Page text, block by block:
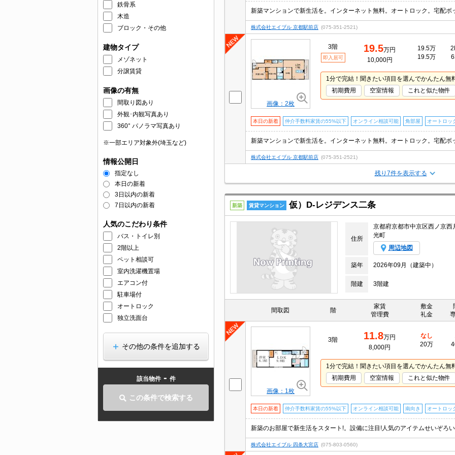
鉄骨系
木造
ブロック・その他
建物タイプ
メゾネット
分譲賃貸
画像の有無
間取り図あり
外観･内観写真あり
360° パノラマ写真あり
※一部エリア対象外(埼玉など)
情報公開日
指定なし
本日の新着
3日以内の新着
7日以内の新着
人気のこだわり条件
バス・トイレ別
2階以上
ペット相談可
室内洗濯機置場
エアコン付
駐車場付
オートロック
独立洗面台
その他の条件を追加する
該当物件 - 件
この条件で検索する
株式会社エイブル 京都駅前店 (075-351-2521)
画像：2枚
3階
即入居可
19.5万円
10,000円
19.5万
19.5万
1分で完結！聞きたい項目を選んでかんたん無
初期費用
空室情報 これと似た物件
本日の新着 仲介手数料家賃の55%以下 オンライン相談可能 角部屋 オートロッ
株式会社エイブル 京都駅前店 (075-351-2521)
残り7件を表示する
新築 賃貸マンション 仮）D-レジデンス二条
住所
京都府京都市中京区西ノ京西
光町
周辺地図
築年 2026年09月（建築中）
階建 3階建
間取図 階
家賃
管理費
敷金
礼金
画像：1枚
3階 11.8万円
8,000円
なし
20万
1分で完結！聞きたい項目を選んでかんたん無
初期費用
空室情報 これと似た物件
本日の新着 仲介手数料家賃の55%以下 オンライン相談可能 南向き オートロッ
株式会社エイブル 四条大宮店 (075-803-0560)